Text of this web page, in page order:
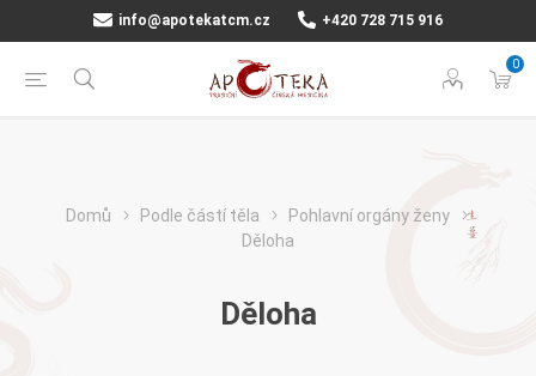
info@apotekatcm.cz +420 728 715 916
0
Domů Podle částí těla
Pohlavní orgány ženy
Děloha
Děloha